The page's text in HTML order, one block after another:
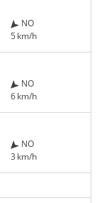
NO
5 km/h
NO
6 km/h
NO
3 km/h